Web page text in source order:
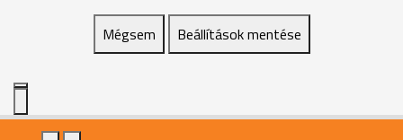
Mégsem Beállítások mentése